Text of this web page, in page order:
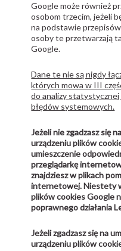
Google może również
osobom trzecim, jeżeli
na podstawie
osoby te przetwarzają
Google.
Dane te nie są nigdy
których mowa w III
do analizy
błędów systemowych.
Jeżeli nie zgadzasz się
urządzeniu plików
umieszczenie
przeglądarkę
znajdziesz w plikach
internetowej. Niestety
plików cookies Google
poprawnego działania
Jeżeli zgadzasz się na
urządzeniu plików